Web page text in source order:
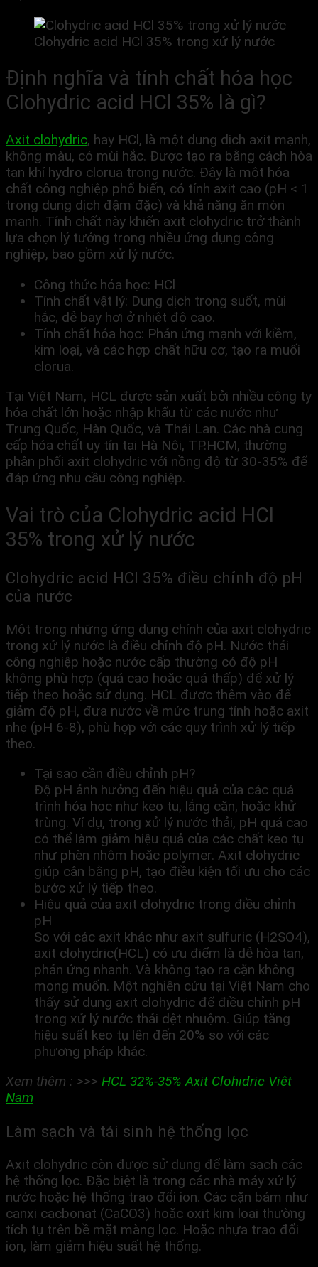
Clohydric acid HCl 35% trong xử lý nước
Định nghĩa và tính chất hóa học
Clohydric acid HCl 35% là gì?
Axit clohydric, hay HCl, là một dung dịch axit mạnh,
không màu, có mùi hắc. Được tạo ra bằng cách hòa
tan khí hydro clorua trong nước. Đây là một hóa
chất công nghiệp phổ biến, có tính axit cao (pH < 1
trong dung dịch đậm đặc) và khả năng ăn mòn
mạnh. Tính chất này khiến axit clohydric trở thành
lựa chọn lý tưởng trong nhiều ứng dụng công
nghiệp, bao gồm xử lý nước.
Công thức hóa học: HCl
Tính chất vật lý: Dung dịch trong suốt, mùi
hắc, dễ bay hơi ở nhiệt độ cao.
Tính chất hóa học: Phản ứng mạnh với kiềm,
kim loại, và các hợp chất hữu cơ, tạo ra muối
clorua.
Tại Việt Nam, HCL được sản xuất bởi nhiều công ty
hóa chất lớn hoặc nhập khẩu từ các nước như
Trung Quốc, Hàn Quốc, và Thái Lan. Các nhà cung
cấp hóa chất uy tín tại Hà Nội, TP.HCM, thường
phân phối axit clohydric với nồng độ từ 30-35% để
đáp ứng nhu cầu công nghiệp.
Vai trò của Clohydric acid HCl
35% trong xử lý nước
Clohydric acid HCl 35% điều chỉnh độ pH
của nước
Một trong những ứng dụng chính của axit clohydric
trong xử lý nước là điều chỉnh độ pH. Nước thải
công nghiệp hoặc nước cấp thường có độ pH
không phù hợp (quá cao hoặc quá thấp) để xử lý
tiếp theo hoặc sử dụng. HCL được thêm vào để
giảm độ pH, đưa nước về mức trung tính hoặc axit
nhẹ (pH 6-8), phù hợp với các quy trình xử lý tiếp
theo.
Tại sao cần điều chỉnh pH?
Độ pH ảnh hưởng đến hiệu quả của các quá
trình hóa học như keo tụ, lắng cặn, hoặc khử
trùng. Ví dụ, trong xử lý nước thải, pH quá cao
có thể làm giảm hiệu quả của các chất keo tụ
như phèn nhôm hoặc polymer. Axit clohydric
giúp cân bằng pH, tạo điều kiện tối ưu cho các
bước xử lý tiếp theo.
Hiệu quả của axit clohydric trong điều chỉnh
pH
So với các axit khác như axit sulfuric (H2SO4),
axit clohydric(HCL) có ưu điểm là dễ hòa tan,
phản ứng nhanh. Và không tạo ra cặn không
mong muốn. Một nghiên cứu tại Việt Nam cho
thấy sử dụng axit clohydric để điều chỉnh pH
trong xử lý nước thải dệt nhuộm. Giúp tăng
hiệu suất keo tụ lên đến 20% so với các
phương pháp khác.
Xem thêm : >>> HCL 32%-35% Axit Clohidric Việt
Nam
Làm sạch và tái sinh hệ thống lọc
Axit clohydric còn được sử dụng để làm sạch các
hệ thống lọc. Đặc biệt là trong các nhà máy xử lý
nước hoặc hệ thống trao đổi ion. Các cặn bám như
canxi cacbonat (CaCO3) hoặc oxit kim loại thường
tích tụ trên bề mặt màng lọc. Hoặc nhựa trao đổi
ion, làm giảm hiệu suất hệ thống.